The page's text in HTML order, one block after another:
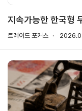
여행
드
회의
임대
지속가능한 한국형
트레이드 포커스